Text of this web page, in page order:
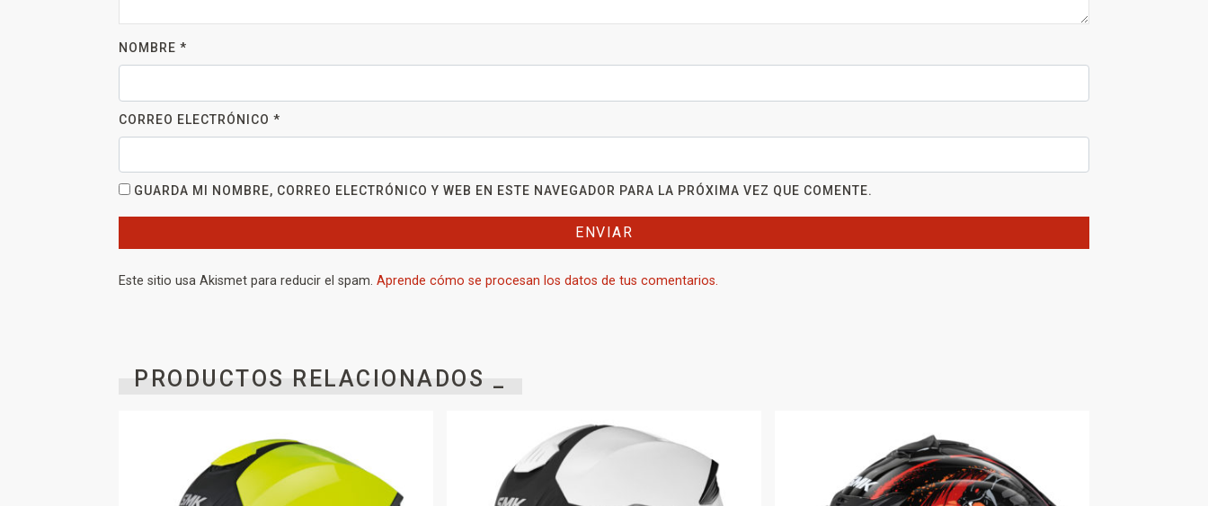
NOMBRE *
CORREO ELECTRÓNICO *
GUARDA MI NOMBRE, CORREO ELECTRÓNICO Y WEB EN ESTE NAVEGADOR PARA LA PRÓXIMA VEZ QUE COMENTE.
Este sitio usa Akismet para reducir el spam. Aprende cómo se procesan los datos de tus comentarios.
PRODUCTOS RELACIONADOS _